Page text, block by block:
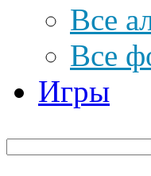
Все
Все
Игры